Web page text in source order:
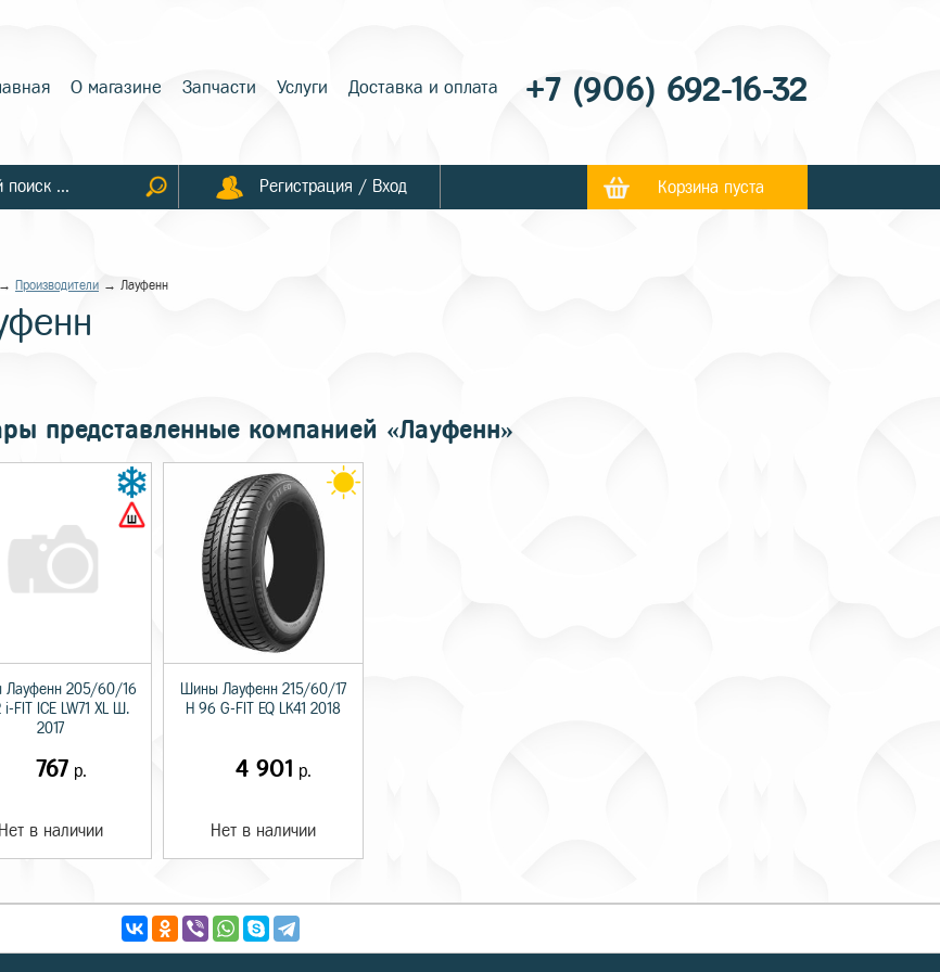
О магазине Запчасти Услуги Доставка и оплата +7 (906) 692-16-32
Регистрация / Вход Корзина пуста
→ Производители → Лауфенн
представленные компанией «Лауфенн»
Лауфенн 205/60/16
i-FIT ICE LW71 XL Ш.
2017
767 р.
Нет в наличии
Шины Лауфенн 215/60/17
H 96 G-FIT EQ LK41 2018
4 901 р.
Нет в наличии